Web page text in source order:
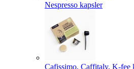
Nespresso kapsler
Cafissimo, Caffitaly, K-fee